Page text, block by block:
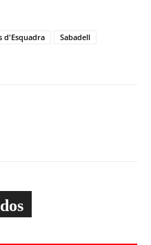
d'Esquadra
Sabadell